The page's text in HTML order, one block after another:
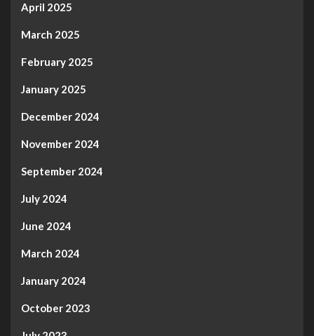
April 2025
March 2025
February 2025
January 2025
December 2024
November 2024
September 2024
July 2024
June 2024
March 2024
January 2024
October 2023